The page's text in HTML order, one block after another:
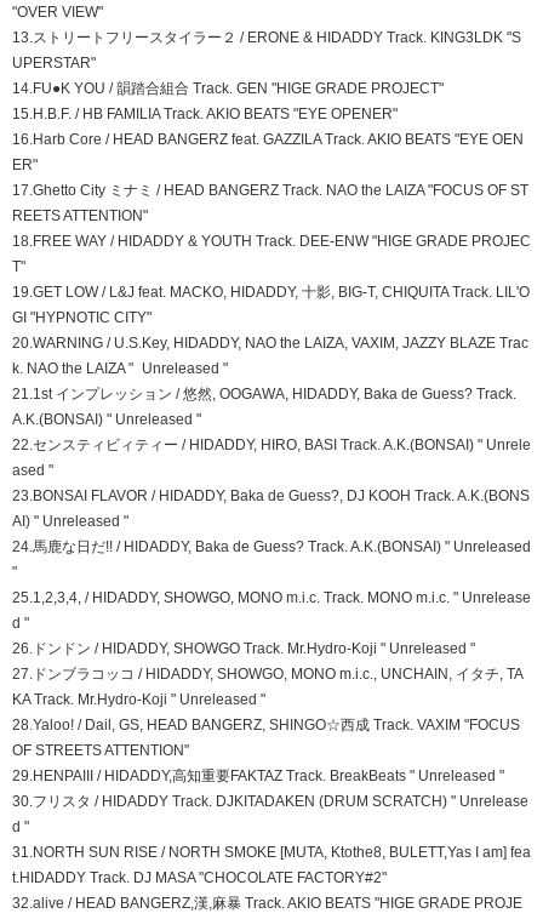
"OVER VIEW"
13.ストリートフリースタイラー２ / ERONE & HIDADDY Track. KING3LDK "S
UPERSTAR"
14.FU●K YOU / 韻踏合組合 Track. GEN "HIGE GRADE PROJECT"
15.H.B.F. / HB FAMILIA Track. AKIO BEATS "EYE OPENER"
16.Harb Core / HEAD BANGERZ feat. GAZZILA Track. AKIO BEATS "EYE OEN
ER"
17.Ghetto City ミナミ / HEAD BANGERZ Track. NAO the LAIZA "FOCUS OF ST
REETS ATTENTION"
18.FREE WAY / HIDADDY & YOUTH Track. DEE-ENW "HIGE GRADE PROJEC
T"
19.GET LOW / L&J feat. MACKO, HIDADDY, 十影, BIG-T, CHIQUITA Track. LIL'O
GI "HYPNOTIC CITY"
20.WARNING / U.S.Key, HIDADDY, NAO the LAIZA, VAXIM, JAZZY BLAZE Trac
k. NAO the LAIZA " Unreleased "
21.1st インプレッション / 悠然, OOGAWA, HIDADDY, Baka de Guess? Track.
A.K.(BONSAI) " Unreleased "
22.センスティビィティー / HIDADDY, HIRO, BASI Track. A.K.(BONSAI) " Unrele
ased "
23.BONSAI FLAVOR / HIDADDY, Baka de Guess?, DJ KOOH Track. A.K.(BONS
AI) " Unreleased "
24.馬鹿な日だ!! / HIDADDY, Baka de Guess? Track. A.K.(BONSAI) " Unreleased
"
25.1,2,3,4, / HIDADDY, SHOWGO, MONO m.i.c. Track. MONO m.i.c. " Unrelease
d "
26.ドンドン / HIDADDY, SHOWGO Track. Mr.Hydro-Koji " Unreleased "
27.ドンブラコッコ / HIDADDY, SHOWGO, MONO m.i.c., UNCHAIN, イタチ, TA
KA Track. Mr.Hydro-Koji " Unreleased "
28.Yaloo! / Dail, GS, HEAD BANGERZ, SHINGO☆西成 Track. VAXIM "FOCUS
OF STREETS ATTENTION"
29.HENPAIII / HIDADDY,高知重要FAKTAZ Track. BreakBeats " Unreleased "
30.フリスタ / HIDADDY Track. DJKITADAKEN (DRUM SCRATCH) " Unrelease
d "
31.NORTH SUN RISE / NORTH SMOKE [MUTA, Ktothe8, BULETT,Yas I am] fea
t.HIDADDY Track. DJ MASA "CHOCOLATE FACTORY#2"
32.alive / HEAD BANGERZ,漢,麻暴 Track. AKIO BEATS "HIGE GRADE PROJE